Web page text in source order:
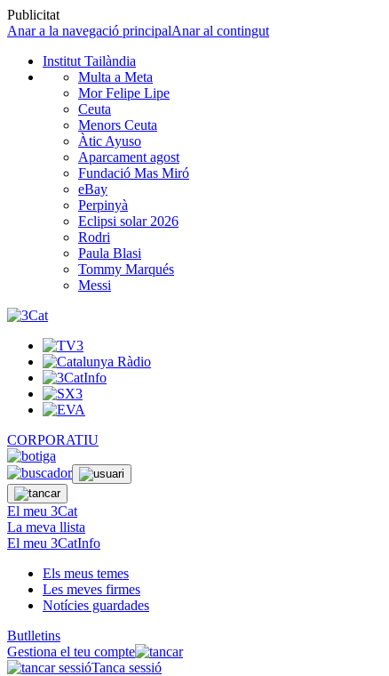
Publicitat
Anar a la navegació principalAnar al contingut
Institut Tailàndia
Multa a Meta
Mor Felipe Lipe
Ceuta
Menors Ceuta
Àtic Ayuso
Aparcament agost
Fundació Mas Miró
eBay
Perpinyà
Eclipsi solar 2026
Rodri
Paula Blasi
Tommy Marqués
Messi
CORPORATIU
El meu 3Cat
La meva llista
El meu 3CatInfo
Els meus temes
Les meves firmes
Notícies guardades
Butlletins
Gestiona el teu compte
Tanca sessió